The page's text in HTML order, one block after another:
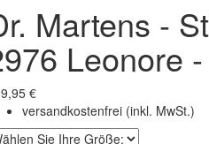
Martens -
Leonore
€
versandkostenfrei (inkl. MwSt.)